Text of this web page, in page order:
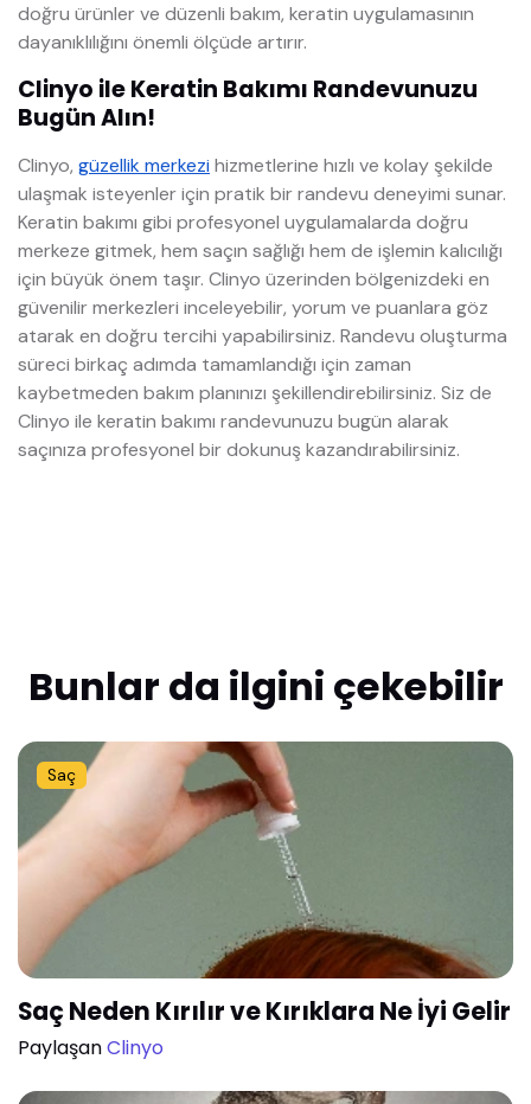
doğru ürünler ve düzenli bakım, keratin uygulamasının
dayanıklılığını önemli ölçüde artırır.
Clinyo ile Keratin Bakımı Randevunuzu
Bugün Alın!
Clinyo, güzellik merkezi hizmetlerine hızlı ve kolay şekilde
ulaşmak isteyenler için pratik bir randevu deneyimi sunar.
Keratin bakımı gibi profesyonel uygulamalarda doğru
merkeze gitmek, hem saçın sağlığı hem de işlemin kalıcılığı
için büyük önem taşır. Clinyo üzerinden bölgenizdeki en
güvenilir merkezleri inceleyebilir, yorum ve puanlara göz
atarak en doğru tercihi yapabilirsiniz. Randevu oluşturma
süreci birkaç adımda tamamlandığı için zaman
kaybetmeden bakım planınızı şekillendirebilirsiniz. Siz de
Clinyo ile keratin bakımı randevunuzu bugün alarak
saçınıza profesyonel bir dokunuş kazandırabilirsiniz.
Bunlar da ilgini çekebilir
Saç
Saç Neden Kırılır ve Kırıklara Ne İyi Gelir
PaylaşanClinyo